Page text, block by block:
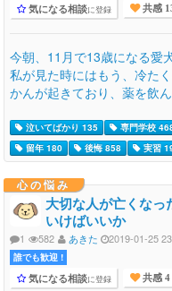
気になる相談に登録 共感
今朝、11月で13歳になる愛
私が見た時にはもう、冷た
かんが起きており、薬を飲
泣いてばかり 135 専門学校
留年 180
後悔 858 実習
心の悩み
大切な人が亡くな
いけばいいか
1 582 あきた 2019-01-25
誰でも歓迎 !
気になる相談に登録 共感 4